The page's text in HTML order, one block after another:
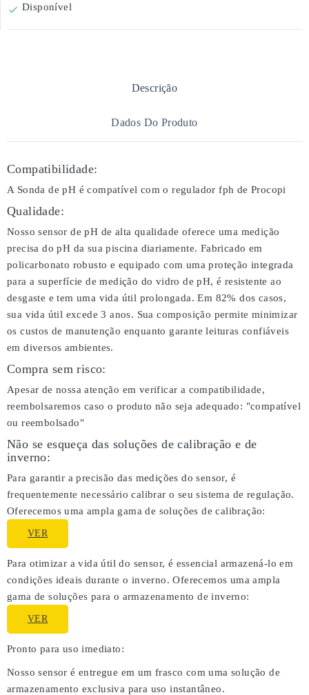
 Disponível
Descrição
Dados Do Produto
Compatibilidade:
A Sonda de pH é compatível com o regulador fph de Procopi
Qualidade:
Nosso sensor de pH de alta qualidade oferece uma medição
precisa do pH da sua piscina diariamente. Fabricado em
policarbonato robusto e equipado com uma proteção integrada
para a superfície de medição do vidro de pH, é resistente ao
desgaste e tem uma vida útil prolongada. Em 82% dos casos,
sua vida útil excede 3 anos. Sua composição permite minimizar
os custos de manutenção enquanto garante leituras confiáveis
em diversos ambientes.
Compra sem risco:
Apesar de nossa atenção em verificar a compatibilidade,
reembolsaremos caso o produto não seja adequado: "compatível
ou reembolsado"
Não se esqueça das soluções de calibração e de
inverno:
Para garantir a precisão das medições do sensor, é
frequentemente necessário calibrar o seu sistema de regulação.
Oferecemos uma ampla gama de soluções de calibração:
VER
Para otimizar a vida útil do sensor, é essencial armazená-lo em
condições ideais durante o inverno. Oferecemos uma ampla
gama de soluções para o armazenamento de inverno:
VER
Pronto para uso imediato:
Nosso sensor é entregue em um frasco com uma solução de
armazenamento exclusiva para uso instantâneo.